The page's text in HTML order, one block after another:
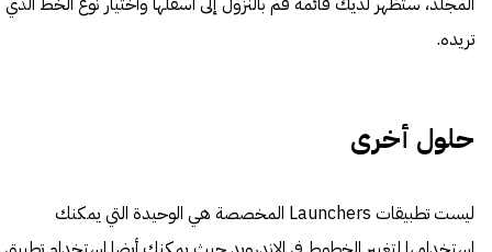
تريده.
حلول أخرى
ليست تطبيقات Launchers المخصصة هي الوحيدة التي يمكنك